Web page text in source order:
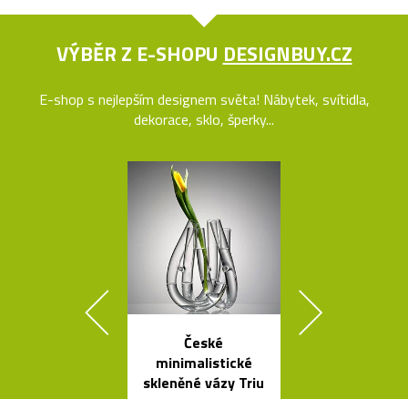
VÝBĚR Z E-SHOPU DESIGNBUY.CZ
E-shop s nejlepším designem světa! Nábytek, svítidla,
dekorace, sklo, šperky...
České
minimalistické
skleněné vázy Triu